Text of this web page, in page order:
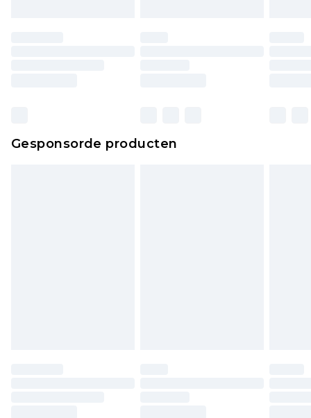
bekijken.
Gesponsorde producten